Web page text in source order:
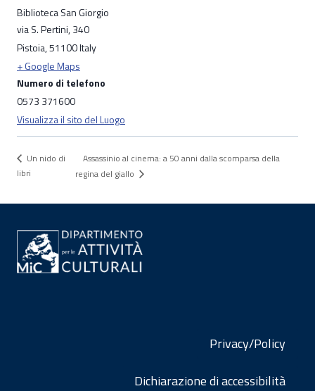
Biblioteca San Giorgio
via S. Pertini, 340
Pistoia,51100Italy
+ Google Maps
Numero di telefono
0573 371600
Visualizza il sito del Luogo
Un nido di
libri
Assassinio al cinema: a 50 anni dalla scomparsa della
regina del giallo
Privacy/Policy
Dichiarazione di accessibilità